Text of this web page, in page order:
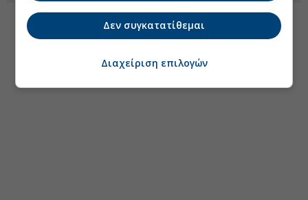
Δεν συγκατατίθεμαι
Διαχείριση επιλογών